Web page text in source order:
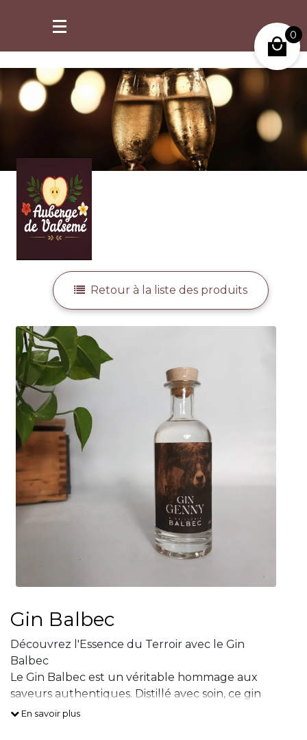
0
Retour à la liste des produits
Gin Balbec
Découvrez l'Essence du Terroir avec le Gin
Balbec
Le Gin Balbec est un véritable hommage aux
saveurs authentiques. Distillé avec soin, ce gin
de 70 cl révèle des notes subtiles de botaniques
En savoir plus